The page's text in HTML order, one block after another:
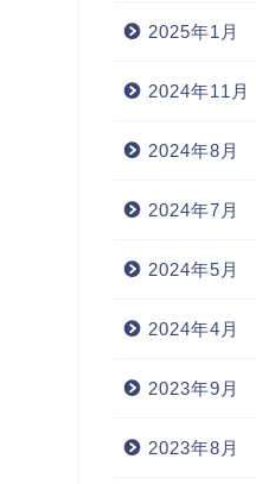
2025年1月
2024年11月
2024年8月
2024年7月
2024年5月
2024年4月
2023年9月
2023年8月